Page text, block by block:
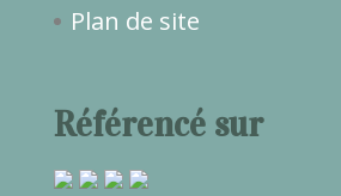
Plan de site
Référencé sur